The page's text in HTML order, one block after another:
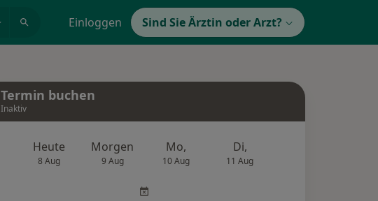
Einloggen Sind Sie Ärztin oder Arzt?
Termin buchen
Inaktiv
Heute
8 Aug
Morgen
9 Aug
Mo,
10 Aug
Di,
11 Aug